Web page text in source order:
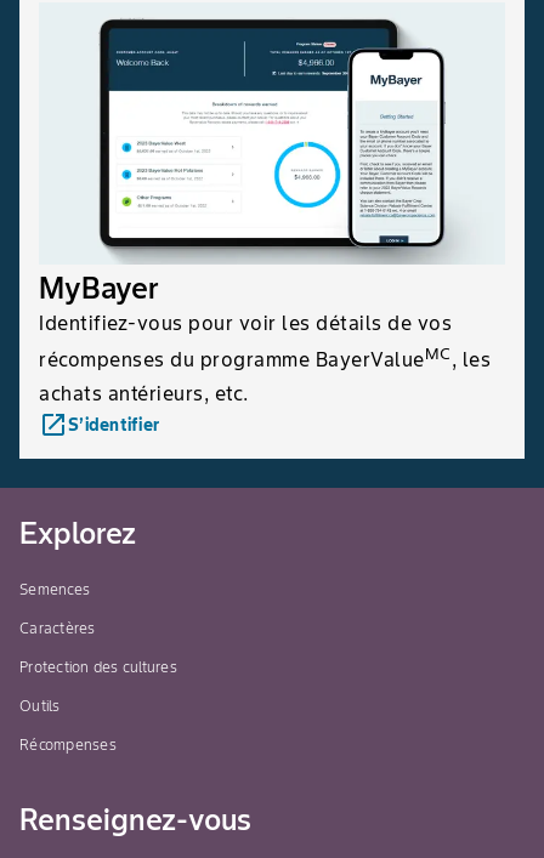
MyBayer
Identifiez-vous pour voir les détails de vos
récompenses du programme BayerValueMC, les
achats antérieurs, etc.
launchS’identifier
Explorez
Semences
Caractères
Protection des cultures
Outils
Récompenses
Renseignez-vous